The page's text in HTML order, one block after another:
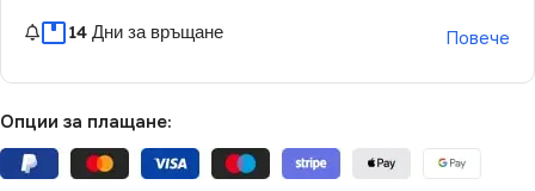
14 Дни за връщане Повече
Опции за плащане: